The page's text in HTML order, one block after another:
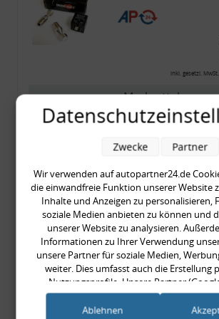
CF 14
inkl. gesetzl.
Merkzettel
Zum Artikel
Blinker, rot,
Audi 80 Cabrio,
OE-Nr.:
8G0945225C
Wir verwenden auf autopartner24.de
die einwandfreie Funktion unserer Website
Inhalte und Anzeigen zu personalisieren,
soziale Medien anbieten zu können und
unserer Website zu analysieren.
Informationen zu Ihrer Verwendung
unsere Partner für soziale Medien,
weiter. Dies umfasst auch die Erstellung
Nutzungsprofile. Unsere Partner
Products) führen diese Informationen
weiteren Daten zusammen, die Sie ihnen
Zwecke Partner
Ablehnen